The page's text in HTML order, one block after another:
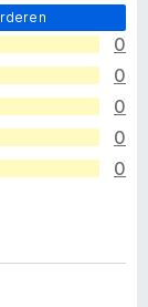
0
0
0
0
0